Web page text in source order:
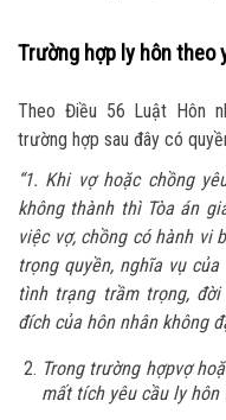
Trường hợp ly hôn theo
Theo Điều 56 Luật Hôn
trường hợp sau đây có
“1. Khi vợ hoặc chồng
không thành thì Tòa án
việc vợ, chồng có hành vi
trọng quyền, nghĩa vụ
tình trạng trầm trọng,
đích của hôn nhân không
Trong trường hợpvợ
mất tích yêu cầu ly